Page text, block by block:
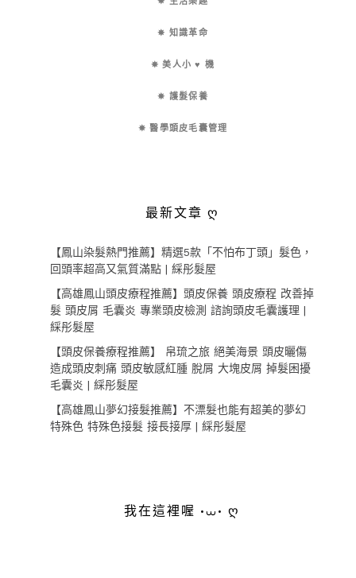
✵ 知識革命
✵ 美人小 ♥ 機
✵ 護髮保養
✵ 醫學頭皮毛囊管理
最新文章 ღ
【鳳山染髮熱門推薦】精選5款「不怕布丁頭」髮色，
回頭率超高又氣質滿點 | 綵彤髮屋
【高雄鳳山頭皮療程推薦】頭皮保養 頭皮療程 改善掉
髮 頭皮屑 毛囊炎 專業頭皮檢測 諮詢頭皮毛囊護理 |
綵彤髮屋
【頭皮保養療程推薦】 帛琉之旅 絕美海景 頭皮曬傷
造成頭皮刺痛 頭皮敏感紅腫 脫屑 大塊皮屑 掉髮困擾
毛囊炎 | 綵彤髮屋
【高雄鳳山夢幻接髮推薦】不漂髮也能有超美的夢幻
特殊色 特殊色接髮 接長接厚 | 綵彤髮屋
我在這裡喔 •⩊• ღ